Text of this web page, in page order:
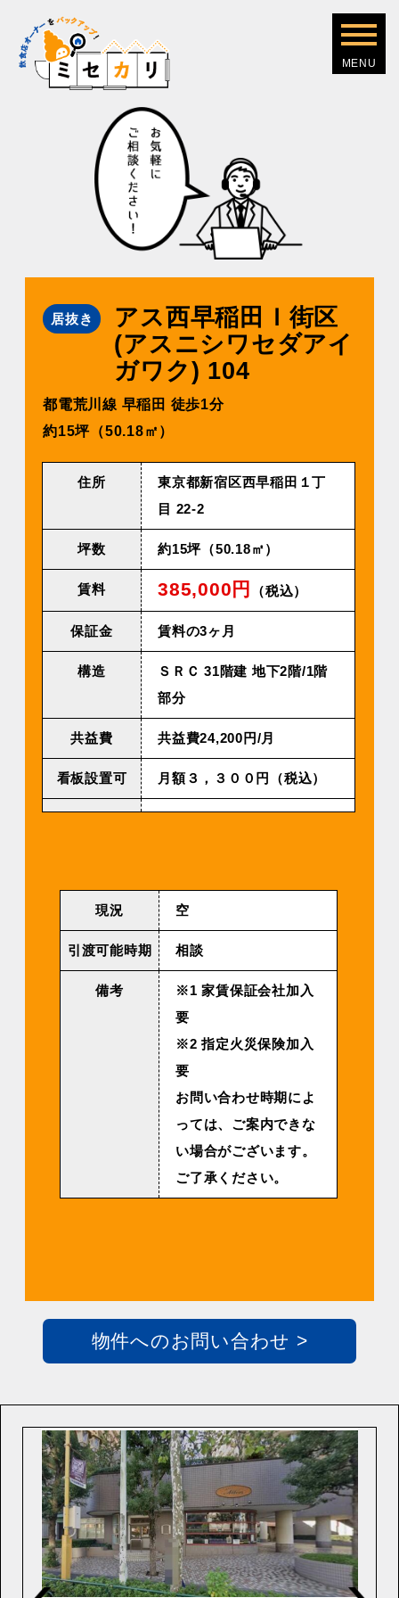
居抜き
アス⻄早稲⽥Ｉ街区
(アスニシワセダアイ
ガワク) 104
都電荒川線 早稲⽥ 徒歩1分
約15坪（50.18㎡）
住所
東京都新宿区⻄早稲⽥１丁
⽬ 22-2
坪数 約15坪（50.18㎡）
賃料 385,000円 （税込）
保証金 賃料の3ヶ月
構造
ＳＲＣ 31階建 地下2階/1階
部分
共益費 共益費24,200円/⽉
看板設置可 ⽉額３，３００円（税込）
現況 空
引渡可能時期 相談
備考
※1 家賃保証会社加入
要
※2 指定火災保険加入
要
お問い合わせ時期によ
っては、ご案内できな
い場合がございます。
ご了承ください。
物件へのお問い合わせ >